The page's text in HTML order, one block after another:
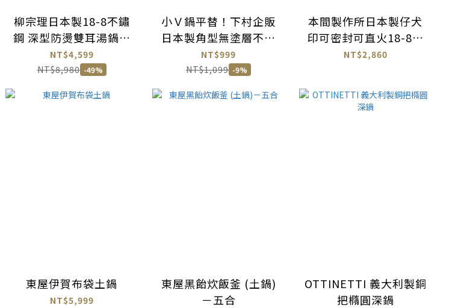
柳宗理日本製18-8不鏽
鋼 深型防燙雙耳湯鍋／
義大利麵鍋 (含外鍋、內
鍋、鍋蓋共三件)
NT$4,599
NT$8,980 -49%
小Ｖ鍋平替！下村企販
日本製角型無塗層不易
粘黏鐵煎鍋／煎餃鍋
NT$999
NT$1,099 -9%
本間製作所日本製仔犬
印可密封可直火18-8不
鏽鋼外帶提鍋
NT$2,860
東屋伊賀布袋土鍋
NT$5,999
東屋黑飴炊飯釜 (土鍋)
－五合
OTTINETTI 義大利製銅
把橢圓深鍋